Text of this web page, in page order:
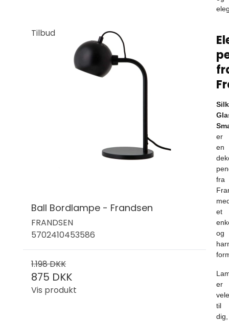
Tilbud
Ball Bordlampe - Frandsen
FRANDSEN
5702410453586
1.198 DKK
875 DKK
Vis produkt
Silk
er
en
fra
et
og
er
til
dig,